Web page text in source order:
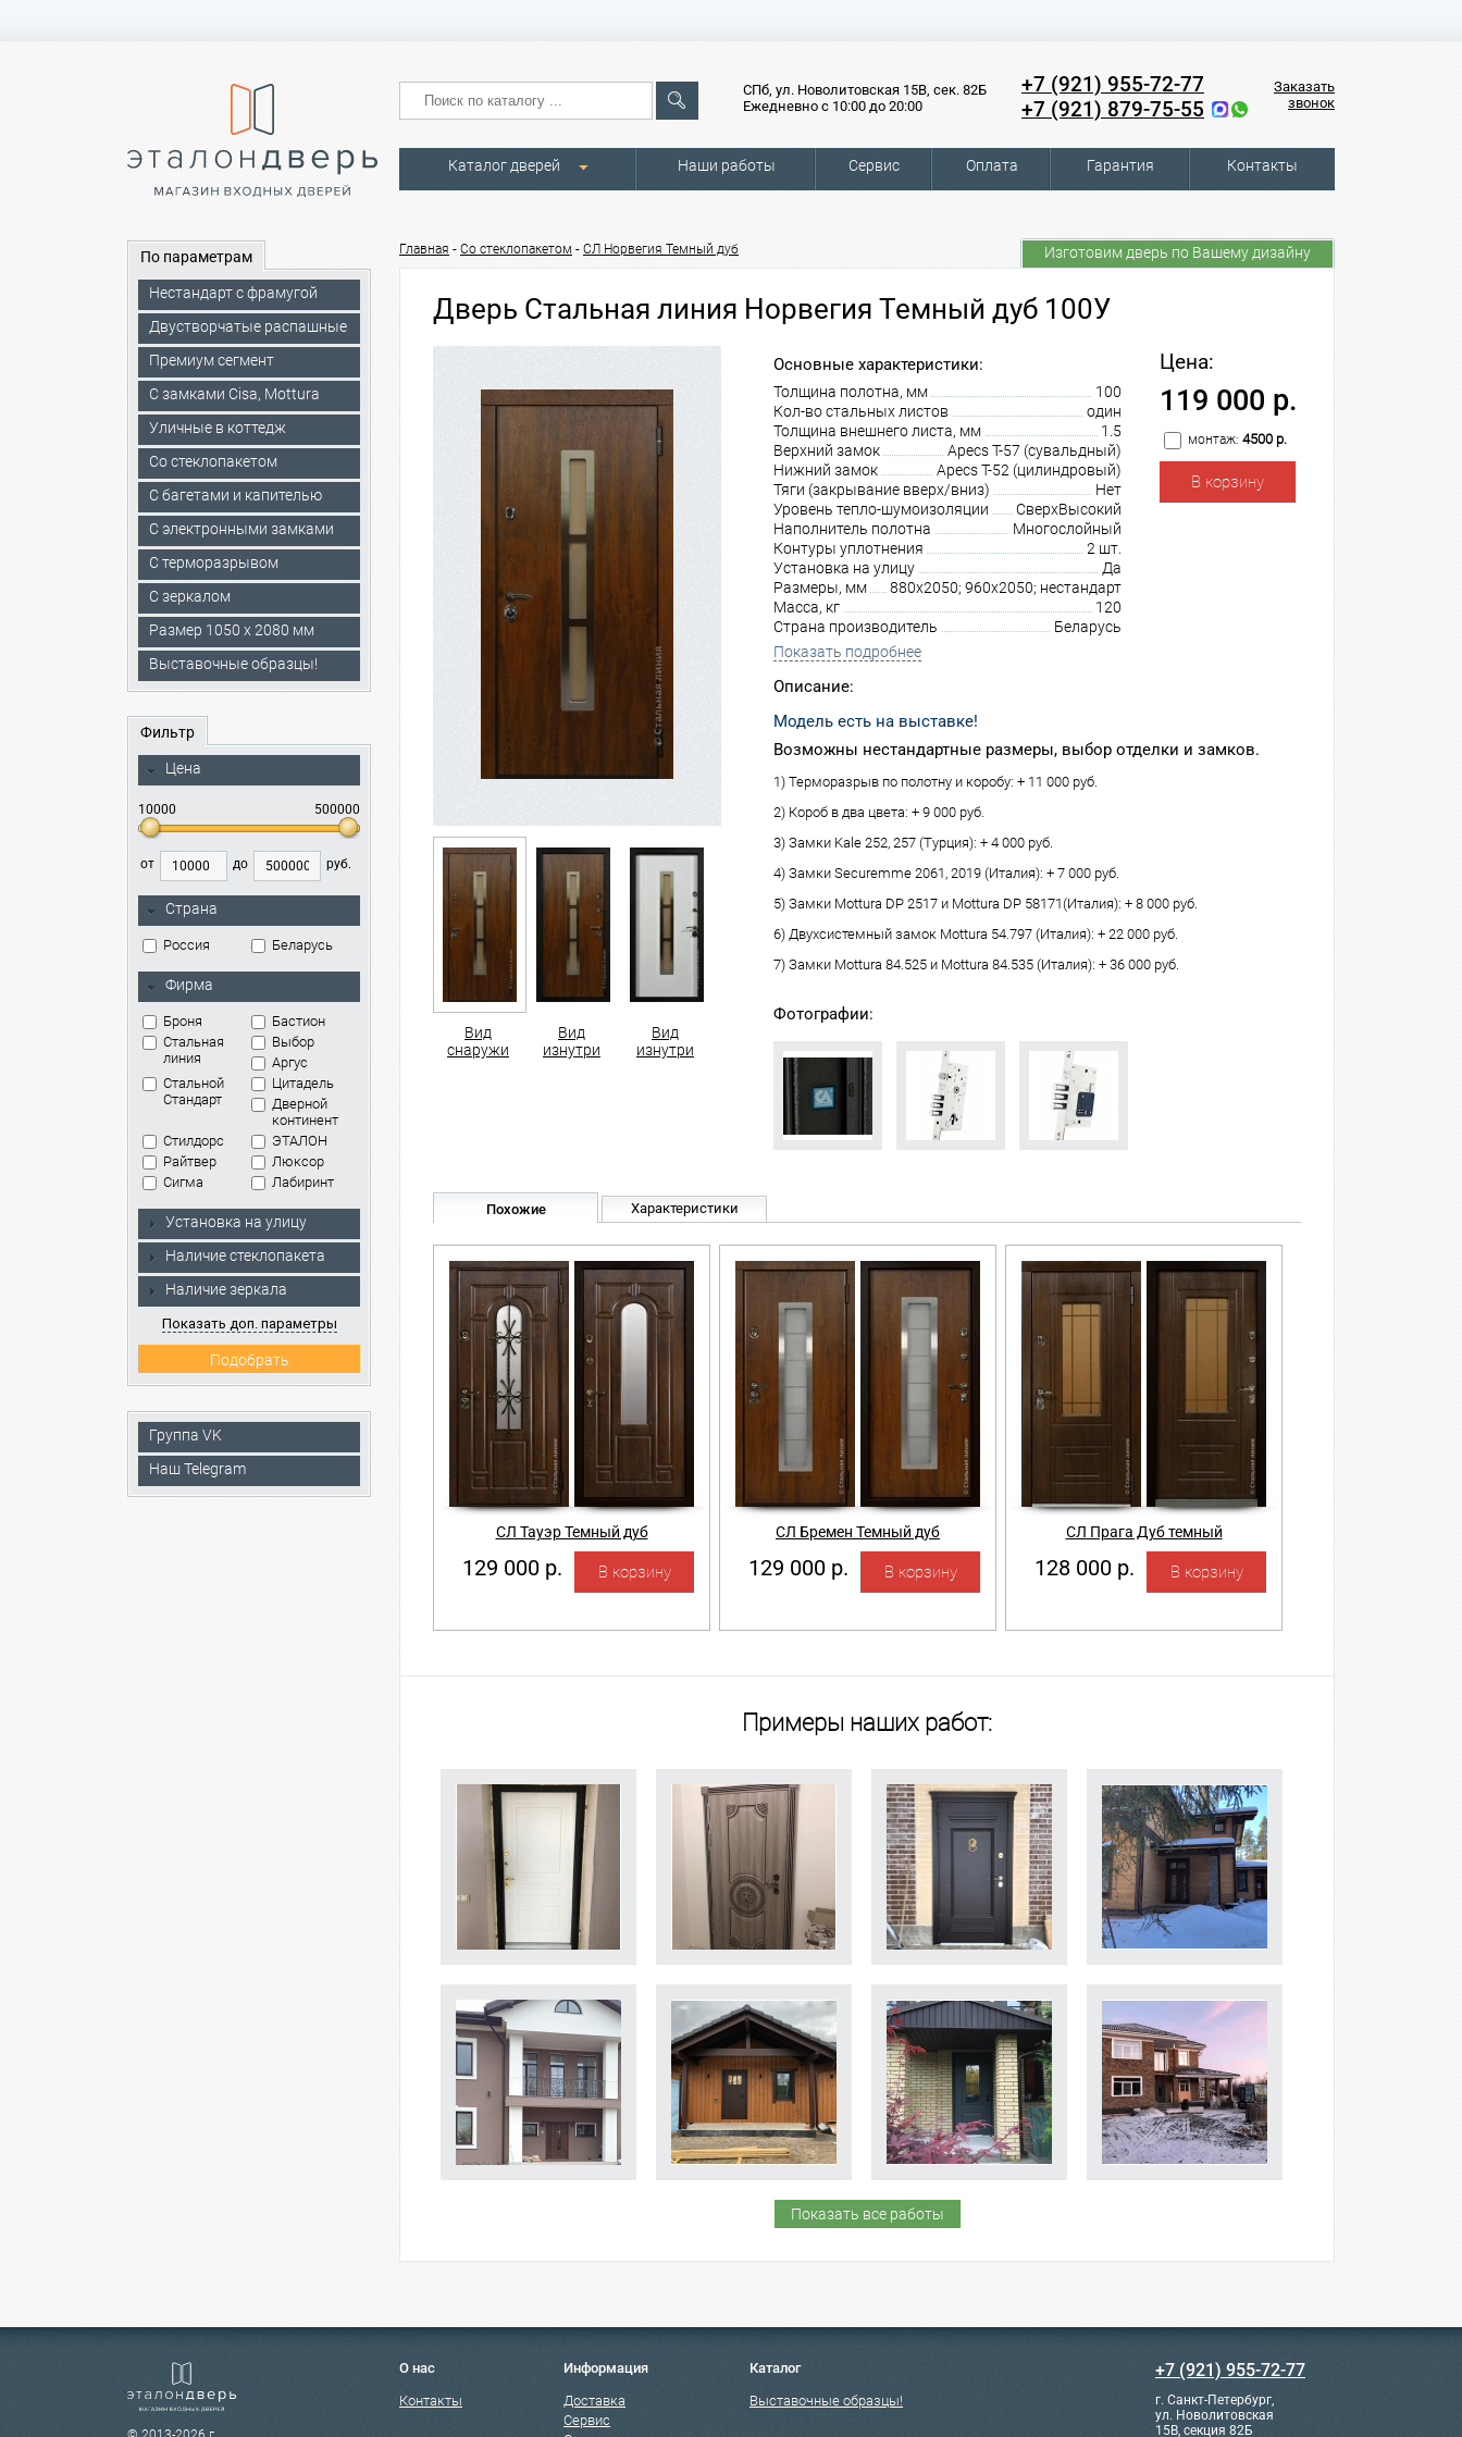
СПб, ул. Новолитовская 15В, сек. 82Б
Ежедневно с 10:00 до 20:00
+7 (921) 955-72-77
+7 (921) 879-75-55
Заказать
звонок
Каталог дверей Наши работы Сервис Оплата Гарантия Контакты
По параметрам
Нестандарт с фрамугой
Двустворчатые распашные
Премиум сегмент
C замками Cisa, Mottura
Уличные в коттедж
Со стеклопакетом
С багетами и капителью
C электронными замками
С терморазрывом
С зеркалом
Размер 1050 х 2080 мм
Выставочные образцы!
Фильтр
Цена
10000 500000
от до руб.
Страна
Россия Беларусь
Фирма
Броня
Бастион
Стальная
линия
Выбор
Аргус
Стальной
Стандарт
Цитадель
Дверной
континент
Стилдорс
ЭТАЛОН
Райтвер
Люксор
Сигма
Лабиринт
Установка на улицу
Наличие стеклопакета
Наличие зеркала
Показать доп. параметры
Группа VK
Наш Telegram
Главная - Со стеклопакетом - СЛ Норвегия Темный дуб Изготовим дверь по Вашему дизайну
Дверь Стальная линия Норвегия Темный дуб 100У
Вид
снаружи
Вид
изнутри
Вид
изнутри
Основные характеристики:
Толщина полотна, мм
100
Кол-во стальных листов
один
Толщина внешнего листа, мм
1.5
Верхний замок
Apecs T-57 (сувальдный)
Нижний замок
Apecs T-52 (цилиндровый)
Тяги (закрывание вверх/вниз)
Нет
Уровень тепло-шумоизоляции
СверхВысокий
Наполнитель полотна
Многослойный
Контуры уплотнения
2 шт.
Установка на улицу
Да
Размеры, мм
880х2050; 960х2050; нестандарт
Масса, кг
120
Страна производитель
Беларусь
Показать подробнее
Цена:
119 000 р.
монтаж: 4500 р.
Описание:
Модель есть на выставке!
Возможны нестандартные размеры, выбор отделки и замков.
1) Терморазрыв по полотну и коробу: + 11 000 руб.
2) Короб в два цвета: + 9 000 руб.
3) Замки Kale 252, 257 (Турция): + 4 000 руб.
4) Замки Securemme 2061, 2019 (Италия): + 7 000 руб.
5) Замки Mottura DP 2517 и Mottura DP 58171(Италия): + 8 000 руб.
6) Двухсистемный замок Mottura 54.797 (Италия): + 22 000 руб.
7) Замки Mottura 84.525 и Mottura 84.535 (Италия): + 36 000 руб.
Фотографии:
Похожие Характеристики
СЛ Тауэр Темный дуб
129 000 р.
СЛ Бремен Темный дуб
129 000 р.
СЛ Прага Дуб темный
128 000 р.
Примеры наших работ:
Показать все работы
О нас
Контакты
Информация
Доставка
Сервис
Каталог
Выставочные образцы!
+7 (921) 955-72-77
г. Санкт-Петербург,
ул. Новолитовская
15В, секция 82Б